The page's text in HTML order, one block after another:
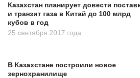
Казахстан планирует довести
и транзит газа в Китай до 100 млрд
кубов в год
25 сентября 2017 года
В Казахстане построили новое
зернохранилище